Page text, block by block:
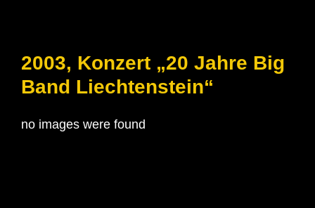
2003, Konzert „20 Jahre Big
Band Liechtenstein“
no images were found